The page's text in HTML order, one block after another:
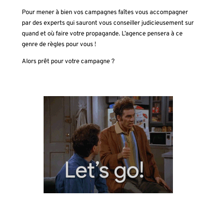
Pour mener à bien vos campagnes faîtes vous accompagner
par des experts qui sauront vous conseiller judicieusement sur
quand et où faire votre propagande. L’agence pensera à ce
genre de règles pour vous !
Alors prêt pour votre campagne ?